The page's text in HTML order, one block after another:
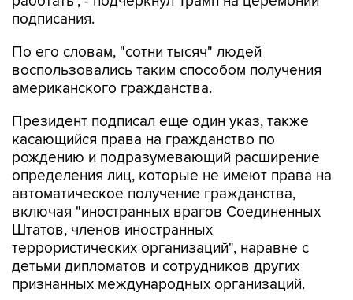
подписания.
По его словам, "сотни тысяч" людей
воспользовались таким способом получения
американского гражданства.
Президент подписал еще один указ, также
касающийся права на гражданство по
рождению и подразумевающий расширение
определения лиц, которые не имеют права на
автоматическое получение гражданства,
включая "иностранных врагов Соединенных
Штатов, членов иностранных
террористических организаций", наравне с
детьми дипломатов и сотрудников других
признанных международных организаций.